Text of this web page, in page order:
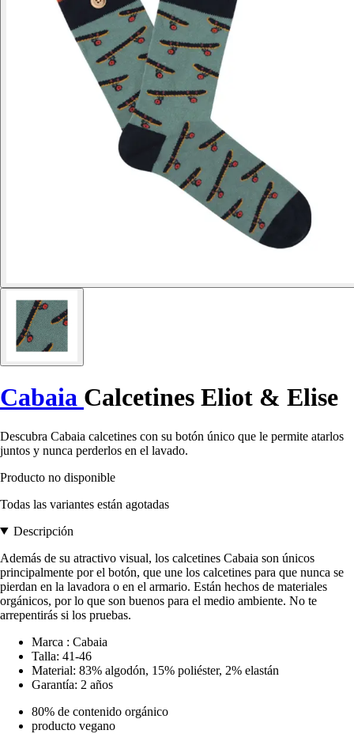
Cabaia Calcetines Eliot & Elise
Descubra Cabaia calcetines con su botón único que le permite atarlos
juntos y nunca perderlos en el lavado.
Producto no disponible
Todas las variantes están agotadas
Descripción
Además de su atractivo visual, los calcetines Cabaia son únicos
principalmente por el botón, que une los calcetines para que nunca se
pierdan en la lavadora o en el armario. Están hechos de materiales
orgánicos, por lo que son buenos para el medio ambiente. No te
arrepentirás si los pruebas.
Marca : Cabaia
Talla: 41-46
Material: 83% algodón, 15% poliéster, 2% elastán
Garantía: 2 años
80% de contenido orgánico
producto vegano